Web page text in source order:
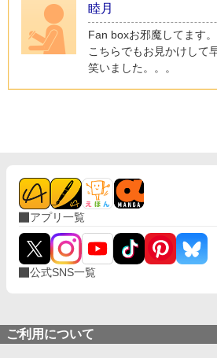
睦月
Fan boxお邪魔してます
こちらでもお見かけして
笑いました。。。
アプリ一覧
公式SNS一覧
ご利用について